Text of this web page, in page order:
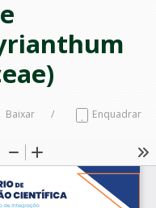
Baixar Enquadrar